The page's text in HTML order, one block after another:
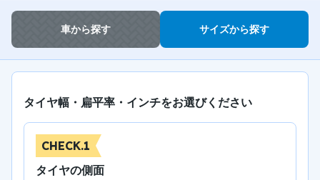
車から探す サイズから探す
タイヤ幅・扁平率・インチをお選びください
CHECK.1
タイヤの側面